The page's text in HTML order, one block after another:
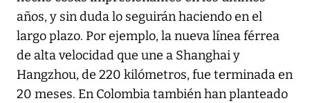
años, y sin duda lo seguirán haciendo en el
largo plazo. Por ejemplo, la nueva línea férrea
de alta velocidad que une a Shanghai y
Hangzhou, de 220 kilómetros, fue terminada en
20 meses. En Colombia también han planteado